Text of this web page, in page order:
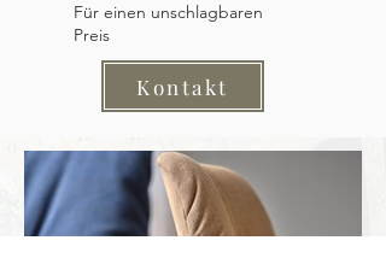
Für einen unschlagbaren
Preis
Kontakt